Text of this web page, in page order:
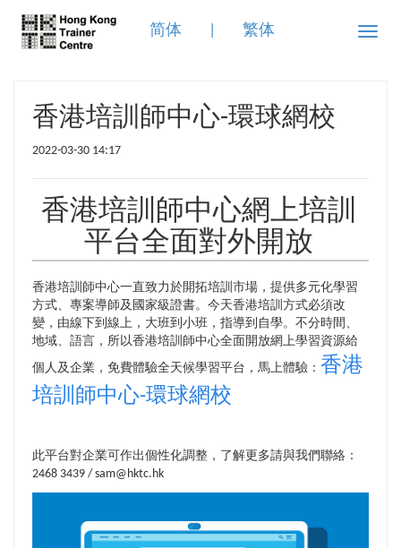
Toggle
简体 繁体
香港培訓師中心-環球網校
2022-03-30 14:17
香港培訓師中心網上培訓
平台全面對外開放
香港培訓師中心一直致力於開拓培訓市場，提供多元化學習
方式、專案導師及國家級證書。今天香港培訓方式必須改
變，由線下到線上，大班到小班，指導到自學。不分時間、
地域、語言，所以香港培訓師中心全面開放網上學習資源給
個人及企業，免費體驗全天候學習平台，馬上體驗： 香港
培訓師中心-環球網校
此平台對企業可作出個性化調整，了解更多請與我們聯絡：
2468 3439 / sam@hktc.hk